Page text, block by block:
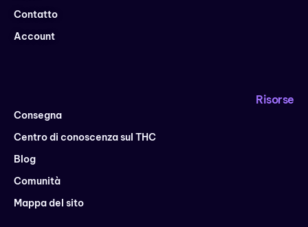
Contatto
Account
Risorse
Consegna
Centro di conoscenza sul THC
Blog
Comunità
Mappa del sito